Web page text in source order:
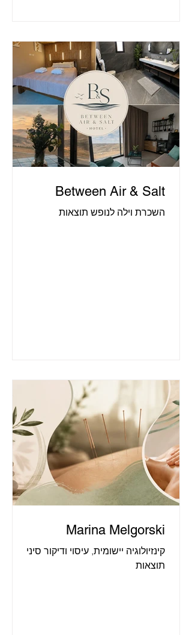
Between Air & Salt
השכרת וילה לנופש תוצאות
Marina Melgorski
קינזיולוגיה יישומית, עיסוי ודיקור סיני
תוצאות